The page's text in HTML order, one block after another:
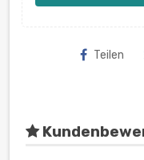
Teilen